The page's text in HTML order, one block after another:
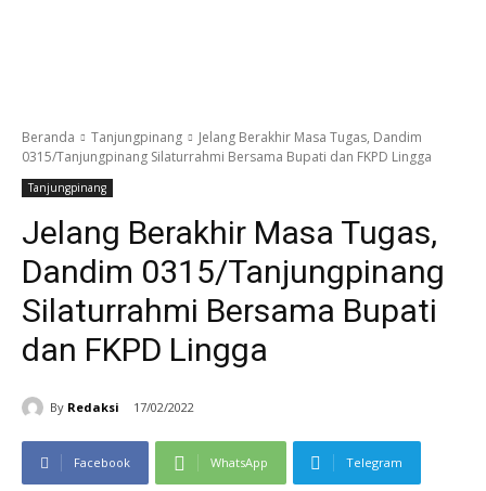
Beranda Tanjungpinang
Jelang Berakhir Masa Tugas, Dandim
0315/Tanjungpinang Silaturrahmi Bersama Bupati dan FKPD Lingga
Tanjungpinang
Jelang Berakhir Masa Tugas,
Dandim 0315/Tanjungpinang
Silaturrahmi Bersama Bupati
dan FKPD Lingga
By Redaksi 17/02/2022
Facebook WhatsApp Telegram